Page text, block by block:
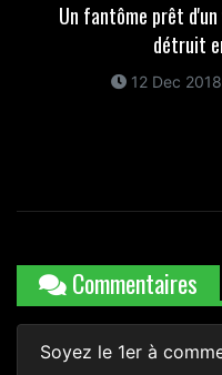
Un fantôme prêt
détruit
12 Dec
Commentaires
Soyez le 1er à